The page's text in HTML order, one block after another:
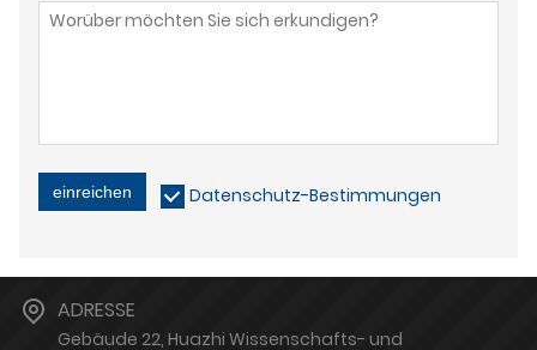
einreichen Datenschutz-Bestimmungen
ADRESSE
Gebäude 22, Huazhi Wissenschafts- und